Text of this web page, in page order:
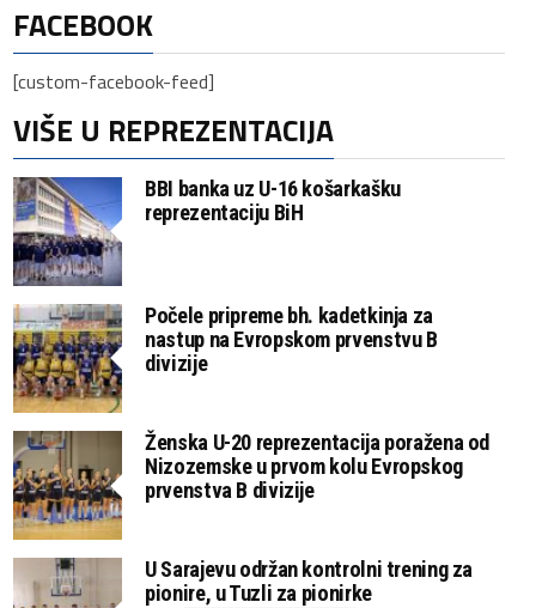
FACEBOOK
[custom-facebook-feed]
VIŠE U REPREZENTACIJA
BBI banka uz U-16 košarkašku
reprezentaciju BiH
Počele pripreme bh. kadetkinja za
nastup na Evropskom prvenstvu B
divizije
Ženska U-20 reprezentacija poražena od
Nizozemske u prvom kolu Evropskog
prvenstva B divizije
U Sarajevu održan kontrolni trening za
pionire, u Tuzli za pionirke